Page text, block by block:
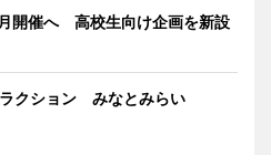
開催へ 高校生向け企画を新設
クション みなとみらい